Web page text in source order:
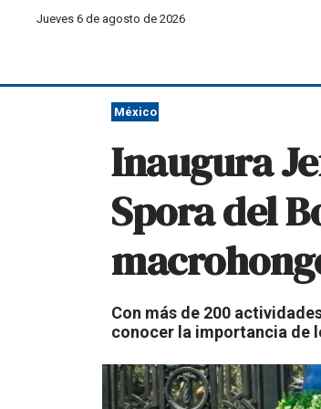
Jueves 6 de agosto de 2026
México
Inaugura
Spora del
Con más de 200
conocer la importancia de